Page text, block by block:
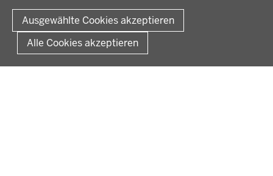
Ausgewählte Cookies akzeptieren
Alle Cookies akzeptieren
Fußzeile
Impressum Datenschutz Rechtliche Hinweise
Kurzlink zu dieser Seite